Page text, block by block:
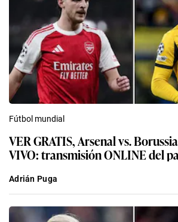
Fútbol mundial
VER GRATIS, Arsenal vs.
VIVO: transmisión ONLINE del
Adrián Puga